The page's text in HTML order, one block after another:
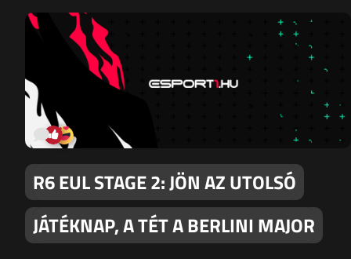
R6 EUL STAGE 2: JÖN AZ UTOLSÓ
JÁTÉKNAP, A TÉT A BERLINI MAJOR